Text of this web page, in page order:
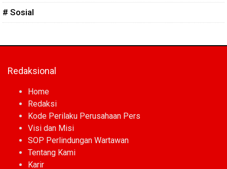
# Sosial
Redaksional
Home
Redaksi
Kode Perilaku Perusahaan Pers
Visi dan Misi
SOP Perlindungan Wartawan
Tentang Kami
Karir